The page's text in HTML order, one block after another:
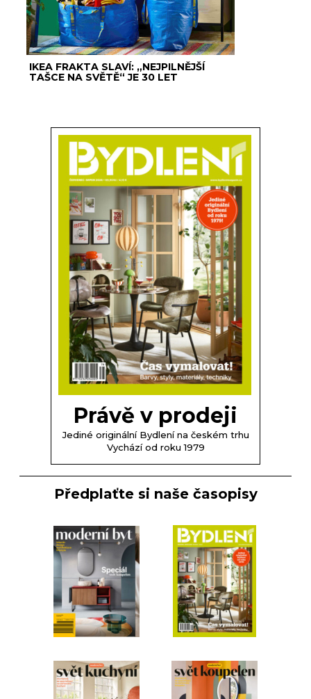
IKEA FRAKTA SLAVÍ: „NEJPILNĚJŠÍ
TAŠCE NA SVĚTĚ“ JE 30 LET
Právě v prodeji
Jediné originální Bydlení na českém trhu
Vychází od roku 1979
Předplaťte si naše časopisy